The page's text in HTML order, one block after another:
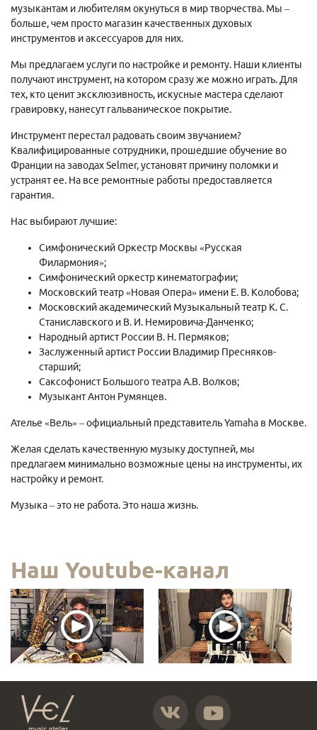
музыкантам и любителям окунуться в мир творчества. Мы –
больше, чем просто магазин качественных духовых
инструментов и аксессуаров для них.
Мы предлагаем услуги по настройке и ремонту. Наши клиенты
получают инструмент, на котором сразу же можно играть. Для
тех, кто ценит эксклюзивность, искусные мастера сделают
гравировку, нанесут гальваническое покрытие.
Инструмент перестал радовать своим звучанием?
Квалифицированные сотрудники, прошедшие обучение во
Франции на заводах Selmer, установят причину поломки и
устранят ее. На все ремонтные работы предоставляется
гарантия.
Нас выбирают лучшие:
Симфонический Оркестр Москвы «Русская
Филармония»;
Симфонический оркестр кинематографии;
Московский театр «Новая Опера» имени Е. В. Колобова;
Московский академический Музыкальный театр К. С.
Станиславского и В. И. Немировича-Данченко;
Народный артист России В. Н. Пермяков;
Заслуженный артист России Владимир Пресняков-
старший;
Саксофонист Большого театра А.В. Волков;
Музыкант Антон Румянцев.
Ателье «Вель» – официальный представитель Yamaha в Москве.
Желая сделать качественную музыку доступней, мы
предлагаем минимально возможные цены на инструменты, их
настройку и ремонт.
Музыка – это не работа. Это наша жизнь.
Наш Youtube-канал